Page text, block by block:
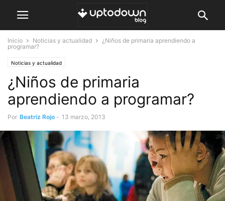
Inicio Noticias y actualidad
¿Niños de primaria aprendiendo a
programar?
Noticias y actualidad
¿Niños de primaria
aprendiendo a programar?
Por Beatriz Rojo - 13 marzo, 2013